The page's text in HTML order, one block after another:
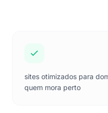
sites otimizados para
quem mora perto